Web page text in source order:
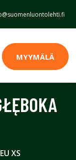
MYYMÄLÄ
XS